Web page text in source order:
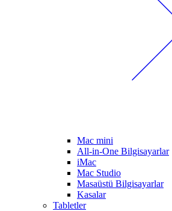
Mac mini
All-in-One Bilgisayarlar
iMac
Mac Studio
Masaüstü Bilgisayarlar
Kasalar
Tabletler